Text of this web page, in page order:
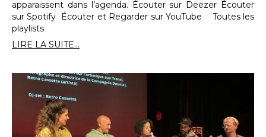
apparaissent dans l’agenda. Écouter sur Deezer Écouter
sur Spotify Écouter et Regarder sur YouTube Toutes les
playlists
LIRE LA SUITE...